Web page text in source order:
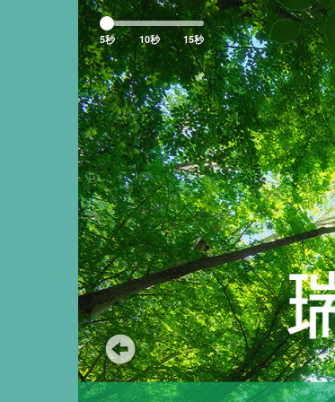
Previous
5秒 10秒 15秒